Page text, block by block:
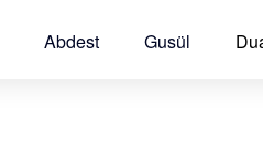
Abdest Gusül